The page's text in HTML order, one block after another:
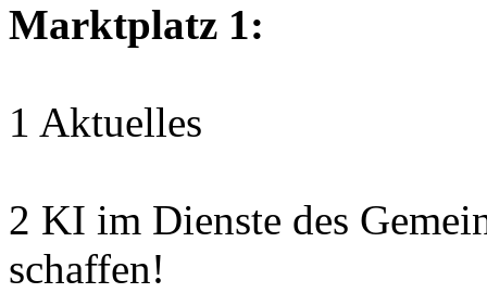
Marktplatz 1:
1 Aktuelles
2 KI im Dienste des
schaffen!